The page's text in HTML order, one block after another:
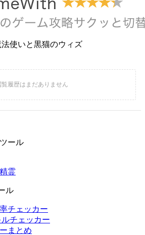
使いと黒猫のウィズ
ール
霊
ル
チェッカー
ルチェッカー
まとめ